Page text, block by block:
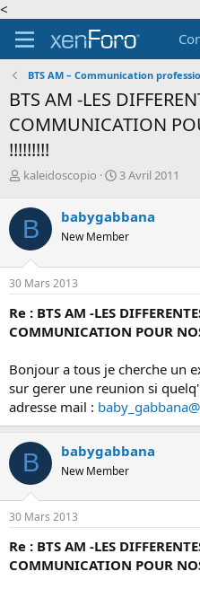
<
BTS AM – Communication
BTS AM -LES
COMMUNICATION
!!!!!!!!!
A
t
e
u
r
d
e
a
d
s
c
u
s
i
o
n
kaleidoscopio
D
e
d
d
u
t
3 Avril 2011
B babygabbana
New Member
30 Mars 2013
Re : BTS AM -LES
COMMUNICATION POUR
Bonjour a tous je cherche un
sur gerer une reunion si
adresse mail :
B babygabbana
New Member
30 Mars 2013
Re : BTS AM -LES
COMMUNICATION POUR